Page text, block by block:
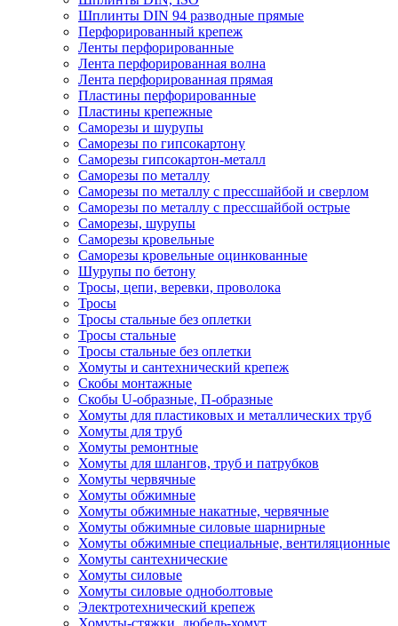
Шплинты DIN 94 разводные прямые
Перфорированный крепеж
Ленты перфорированные
Лента перфорированная волна
Лента перфорированная прямая
Пластины перфорированные
Пластины крепежные
Саморезы и шурупы
Саморезы по гипсокартону
Саморезы гипсокартон-металл
Саморезы по металлу
Саморезы по металлу с прессшайбой и сверлом
Саморезы по металлу с прессшайбой острые
Саморезы, шурупы
Саморезы кровельные
Саморезы кровельные оцинкованные
Шурупы по бетону
Тросы, цепи, веревки, проволока
Тросы
Тросы стальные без оплетки
Тросы стальные
Тросы стальные без оплетки
Хомуты и сантехнический крепеж
Скобы монтажные
Скобы U-образные, П-образные
Хомуты для пластиковых и металлических труб
Хомуты для труб
Хомуты ремонтные
Хомуты для шлангов, труб и патрубков
Хомуты червячные
Хомуты обжимные
Хомуты обжимные накатные, червячные
Хомуты обжимные силовые шарнирные
Хомуты обжимные специальные, вентиляционные
Хомуты сантехнические
Хомуты силовые
Хомуты силовые одноболтовые
Электротехнический крепеж
Хомуты-стяжки, дюбель-хомут